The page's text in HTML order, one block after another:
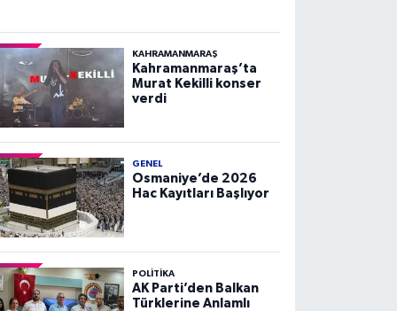
KAHRAMANMARAŞ
Kahramanmaraş’ta
Murat Kekilli konser
verdi
GENEL
Osmaniye’de 2026
Hac Kayıtları Başlıyor
POLITIKA
AK Parti’den Balkan
Türklerine Anlamlı